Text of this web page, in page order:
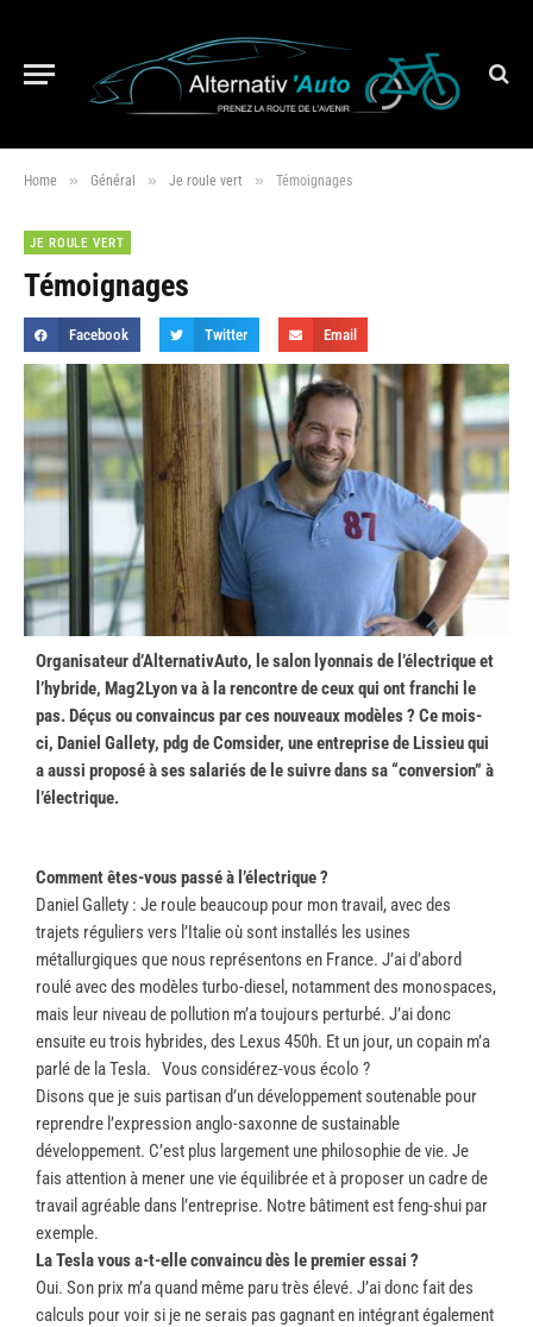
Home » Général » Je roule vert » Témoignages
JE ROULE VERT
Témoignages
Facebook Twitter Email
Organisateur d’AlternativAuto, le salon lyonnais de l’électrique et
l’hybride, Mag2Lyon va à la rencontre de ceux qui ont franchi le
pas. Déçus ou convaincus par ces nouveaux modèles ? Ce mois-
ci, Daniel Gallety, pdg de Comsider, une entreprise de Lissieu qui
a aussi proposé à ses salariés de le suivre dans sa “conversion” à
l’électrique.
Comment êtes-vous passé à l’électrique ?
Daniel Gallety : Je roule beaucoup pour mon travail, avec des
trajets réguliers vers l’Italie où sont installés les usines
métallurgiques que nous représentons en France. J’ai d’abord
roulé avec des modèles turbo-diesel, notamment des monospaces,
mais leur niveau de pollution m’a toujours perturbé. J’ai donc
ensuite eu trois hybrides, des Lexus 450h. Et un jour, un copain m’a
parlé de la Tesla. Vous considérez-vous écolo ?
Disons que je suis partisan d’un développement soutenable pour
reprendre l’expression anglo-saxonne de sustainable
développement. C’est plus largement une philosophie de vie. Je
fais attention à mener une vie équilibrée et à proposer un cadre de
travail agréable dans l’entreprise. Notre bâtiment est feng-shui par
exemple.
La Tesla vous a-t-elle convaincu dès le premier essai ?
Oui. Son prix m’a quand même paru très élevé. J’ai donc fait des
calculs pour voir si je ne serais pas gagnant en intégrant également